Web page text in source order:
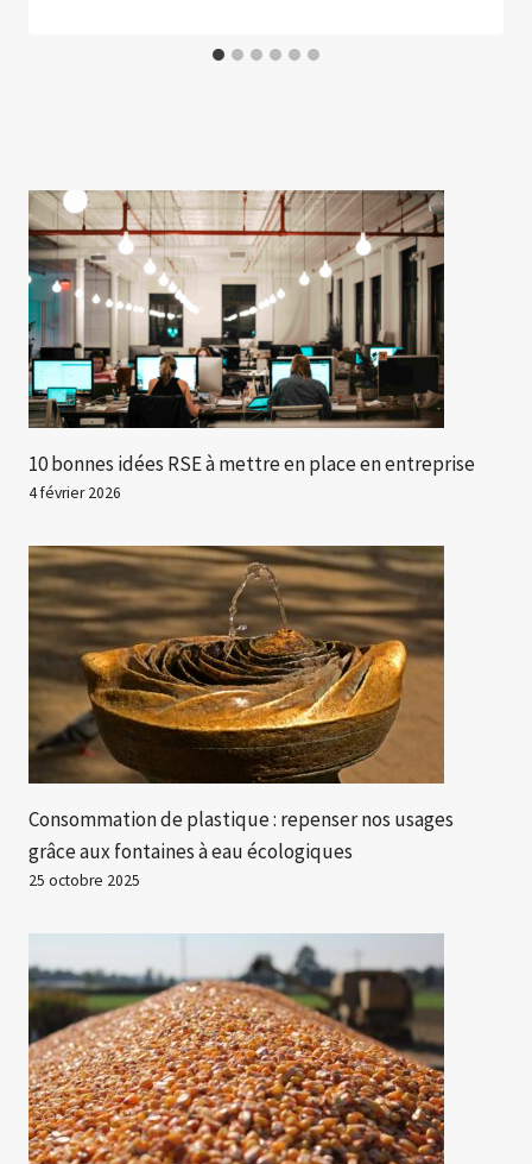
10 bonnes idées RSE à mettre en place en entreprise
4 février 2026
Consommation de plastique : repenser nos usages
grâce aux fontaines à eau écologiques
25 octobre 2025